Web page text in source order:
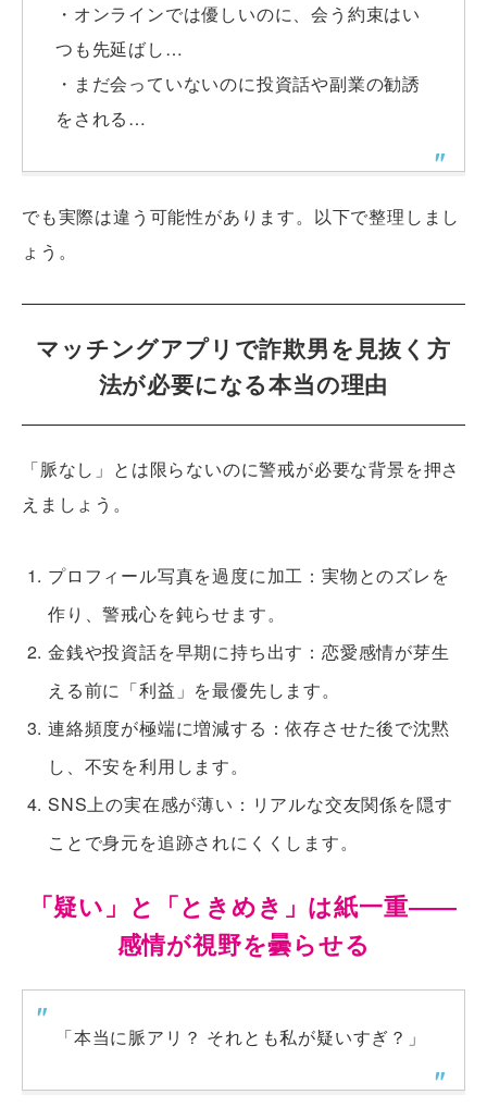
・オンラインでは優しいのに、会う約束はい
つも先延ばし…
・まだ会っていないのに投資話や副業の勧誘
をされる…
でも実際は違う可能性があります。以下で整理しまし
ょう。
マッチングアプリで詐欺男を見抜く方
法が必要になる本当の理由
「脈なし」とは限らないのに警戒が必要な背景を押さ
えましょう。
プロフィール写真を過度に加工 ：実物とのズレを
作り、警戒心を鈍らせます。
金銭や投資話を早期に持ち出す ：恋愛感情が芽生
える前に「利益」を最優先します。
連絡頻度が極端に増減する ：依存させた後で沈黙
し、不安を利用します。
SNS上の実在感が薄い ：リアルな交友関係を隠す
ことで身元を追跡されにくくします。
「疑い」と「ときめき」は紙一重――
感情が視野を曇らせる
「本当に脈アリ？ それとも私が疑いすぎ？」